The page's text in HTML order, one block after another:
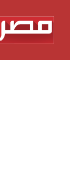
المحتوى